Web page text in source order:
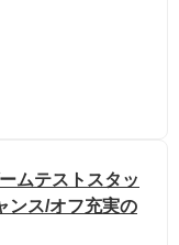
ムテストスタッ
ンス/オフ充実の